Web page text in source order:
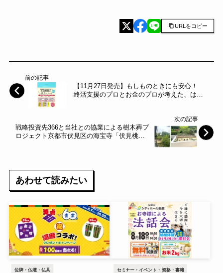
URLをコピー
前の記事
【11月27日発売】もしものときにも安心！
終活支援のプロとお金のプロが考えた、はじ
次の記事
戦略投資先366と当社との協業による樹木葬プ
ロジェクト京都市伏見区の海宝寺「伏見桃山
あわせて読みたい
位牌・仏壇・仏具 セミナー・イベント・資格・書籍